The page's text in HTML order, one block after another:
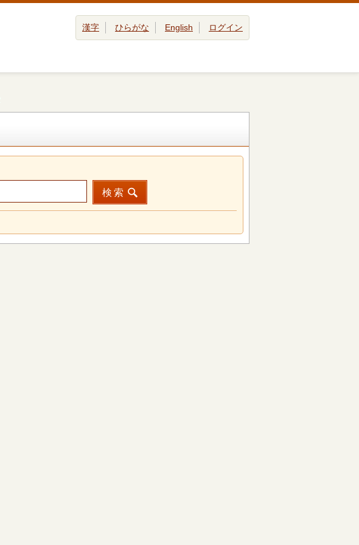
漢字 ひらがな English ログイン
検索